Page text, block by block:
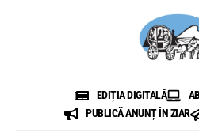
EDIȚIA DIGITALĂ
PUBLICĂ ANUNȚ ÎN ZIAR